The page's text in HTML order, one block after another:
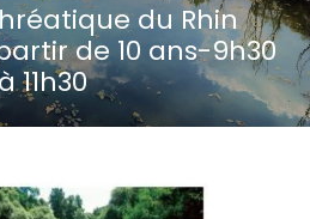
du Rhin
de 10 ans-9h30
à 11h30